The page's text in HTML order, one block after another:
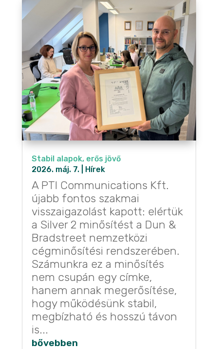
Stabil alapok, erős jövő
2026. máj. 7.| Hírek
A PTI Communications Kft.
újabb fontos szakmai
visszaigazolást kapott: elértük
a Silver 2 minősítést a Dun &
Bradstreet nemzetközi
cégminősítési rendszerében.
Számunkra ez a minősítés
nem csupán egy címke,
hanem annak megerősítése,
hogy működésünk stabil,
megbízható és hosszú távon
is...
bővebben